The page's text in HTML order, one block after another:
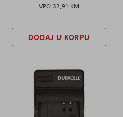
32,91 KM
DODAJ U KORPU